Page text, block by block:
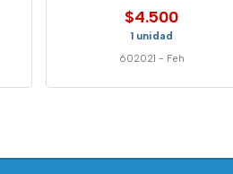
$4.500
1 unidad
602021 - Feh